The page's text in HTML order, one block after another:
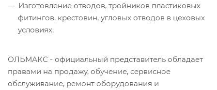
Изготовление отводов, тройников пластиковых
фитингов, крестовин, угловых отводов в цеховых
условиях.
ОЛЬМАКС - официальный представитель обладает
правами на продажу, обучение, сервисное
обслуживание, ремонт оборудования и